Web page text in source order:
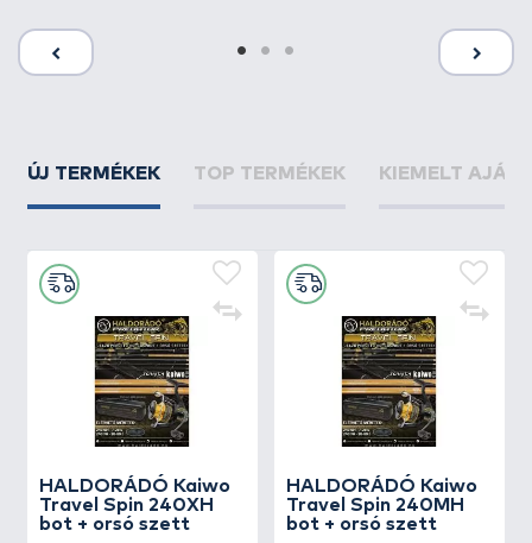
ÚJ TERMÉKEK TOP TERMÉKEK KIEMELT
HALDORÁDÓ Kaiwo
Travel Spin 240XH
bot + orsó szett
HALDORÁDÓ Kaiwo
Travel Spin 240MH
bot + orsó szett